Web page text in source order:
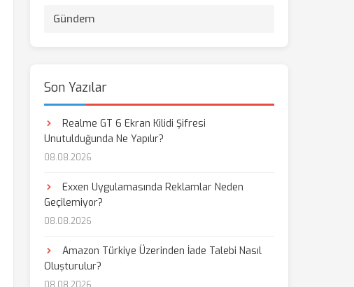
Gündem
Son Yazılar
Realme GT 6 Ekran Kilidi Şifresi
Unutulduğunda Ne Yapılır?
08.08.2026
Exxen Uygulamasında Reklamlar Neden
Geçilemiyor?
08.08.2026
Amazon Türkiye Üzerinden İade Talebi Nasıl
Oluşturulur?